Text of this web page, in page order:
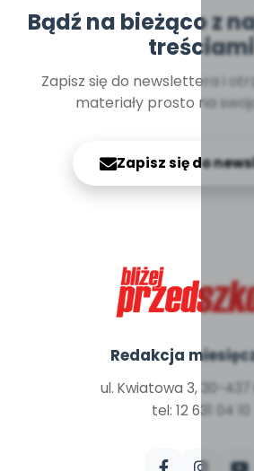
Bądź na bieżąco z
treściami
Zapisz się do newslettera i
materiały prosto na
Zapisz się do
Redakcja
ul. Kwiatowa 3, 30-437
tel: 12 631 04 10